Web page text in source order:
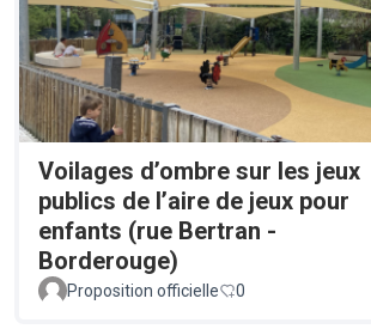
Voilages d’ombre sur les jeux
publics de l’aire de jeux pour
enfants (rue Bertran -
Borderouge)
Proposition officielle 0